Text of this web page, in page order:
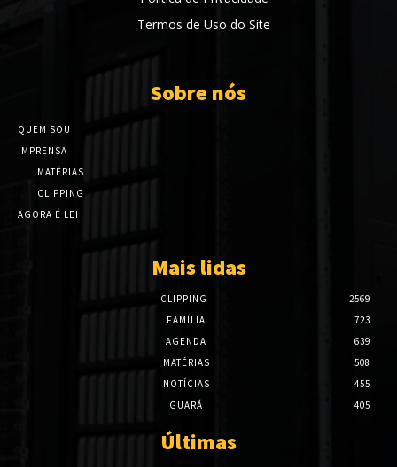
Termos de Uso do Site
Sobre nós
QUEM SOU
IMPRENSA
MATÉRIAS
CLIPPING
AGORA É LEI
Mais lidas
CLIPPING
2569
FAMÍLIA
723
AGENDA
639
MATÉRIAS
508
NOTÍCIAS
455
GUARÁ
405
Últimas